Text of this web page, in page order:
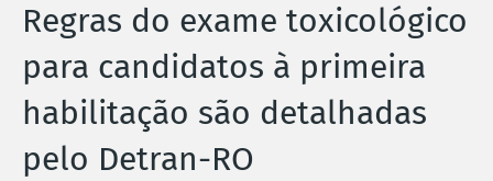
Regras do exame toxicológico
para candidatos à primeira
habilitação são detalhadas
pelo Detran-RO